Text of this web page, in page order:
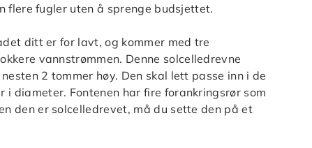
flere fugler uten å sprenge budsjettet.
ditt er for lavt, og kommer med tre
vannstrømmen. Denne solcelledrevne
2 tommer høy. Den skal lett passe inn i de
diameter. Fontenen har fire forankringsrør som
den er solcelledrevet, må du sette den på et